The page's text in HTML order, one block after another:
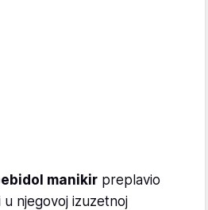
manikir preplavio
njegovoj izuzetnoj